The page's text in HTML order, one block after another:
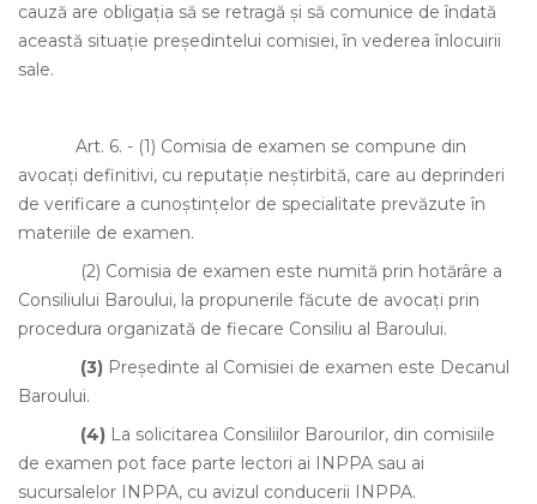
cauză are obligaţia să se retragă şi să comunice de îndată
această situaţie preşedintelui comisiei, în vederea înlocuirii
sale.
Art. 6. - (1) Comisia de examen se compune din
avocaţi definitivi, cu reputaţie neştirbită, care au deprinderi
de verificare a cunoştinţelor de specialitate prevăzute în
materiile de examen.
(2) Comisia de examen este numită prin hotărâre a
Consiliului Baroului, la propunerile făcute de avocaţi prin
procedura organizată de fiecare Consiliu al Baroului.
(3) Preşedinte al Comisiei de examen este Decanul
Baroului.
(4) La solicitarea Consiliilor Barourilor, din comisiile
de examen pot face parte lectori ai INPPA sau ai
sucursalelor INPPA, cu avizul conducerii INPPA.